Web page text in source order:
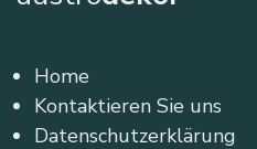
Home
Kontaktieren Sie uns
Datenschutzerklärung